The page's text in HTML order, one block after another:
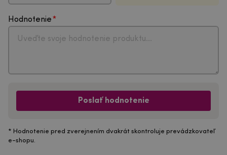
Hodnotenie
Poslať hodnotenie
* Hodnotenie pred zverejnením dvakrát skontroluje prevádzkovateľ
e-shopu.